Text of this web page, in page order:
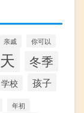
亲戚 你可以
冬季
学校 孩子
年初